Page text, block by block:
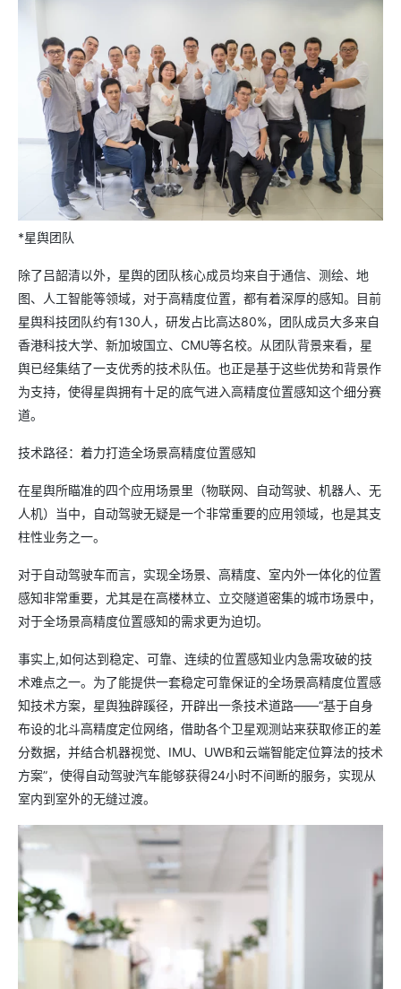
*星舆团队
除了吕韶清以外，星舆的团队核心成员均来自于通信、测绘、地
图、人工智能等领域，对于高精度位置，都有着深厚的感知。目前
星舆科技团队约有130人，研发占比高达80%，团队成员大多来自
香港科技大学、新加坡国立、CMU等名校。从团队背景来看，星
舆已经集结了一支优秀的技术队伍。也正是基于这些优势和背景作
为支持，使得星舆拥有十足的底气进入高精度位置感知这个细分赛
道。
技术路径：着力打造全场景高精度位置感知
在星舆所瞄准的四个应用场景里（物联网、自动驾驶、机器人、无
人机）当中，自动驾驶无疑是一个非常重要的应用领域，也是其支
柱性业务之一。
对于自动驾驶车而言，实现全场景、高精度、室内外一体化的位置
感知非常重要，尤其是在高楼林立、立交隧道密集的城市场景中，
对于全场景高精度位置感知的需求更为迫切。
事实上,如何达到稳定、可靠、连续的位置感知业内急需攻破的技
术难点之一。为了能提供一套稳定可靠保证的全场景高精度位置感
知技术方案，星舆独辟蹊径，开辟出一条技术道路——“基于自身
布设的北斗高精度定位网络，借助各个卫星观测站来获取修正的差
分数据，并结合机器视觉、IMU、UWB和云端智能定位算法的技术
方案”，使得自动驾驶汽车能够获得24小时不间断的服务，实现从
室内到室外的无缝过渡。